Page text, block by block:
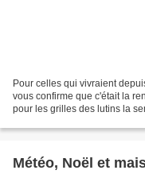
Pour celles qui vivraient
vous confirme que c'était la
pour les grilles des lutins la
Météo, Noël et